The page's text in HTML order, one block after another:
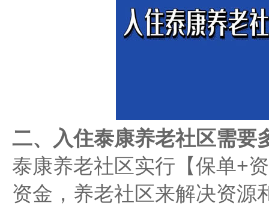
二、入住泰康养老社区需要
泰康养老社区实行【保单+
资金，养老社区来解决资源